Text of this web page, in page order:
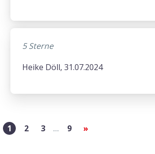
5 Sterne
Heike Döll, 31.07.2024
1 2 3 … 9 »